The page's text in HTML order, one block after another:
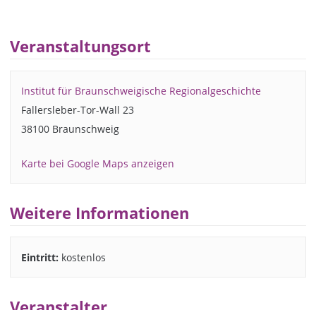
Veranstaltungsort
Institut für Braunschweigische Regionalgeschichte
Fallersleber-Tor-Wall 23
38100 Braunschweig
Karte bei Google Maps anzeigen
Weitere Informationen
Eintritt: kostenlos